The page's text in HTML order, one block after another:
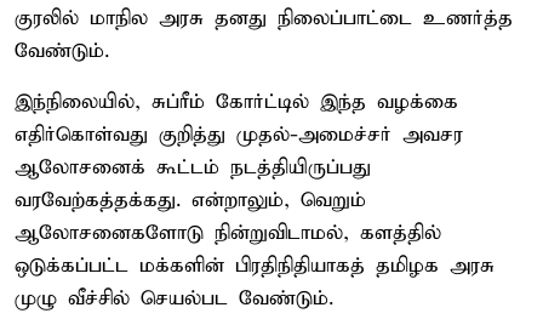
குரலில் மாநில அரசு தனது நிலைப்பாட்டை உணர்த்த
வேண்டும்.
இந்நிலையில், சுப்ரீம் கோர்ட்டில் இந்த வழக்கை
எதிர்கொள்வது குறித்து முதல்-அமைச்சர் அவசர
ஆலோசனைக் கூட்டம் நடத்தியிருப்பது
வரவேற்கத்தக்கது. என்றாலும், வெறும்
ஆலோசனைகளோடு நின்றுவிடாமல், களத்தில்
ஒடுக்கப்பட்ட மக்களின் பிரதிநிதியாகத் தமிழக அரசு
முழு வீச்சில் செயல்பட வேண்டும்.